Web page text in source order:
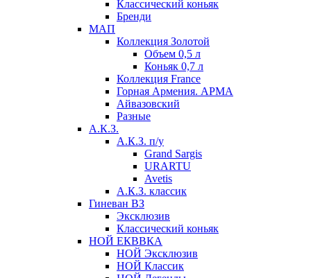
Классический коньяк
Бренди
МАП
Коллекция Золотой
Объем 0,5 л
Коньяк 0,7 л
Коллекция France
Горная Армения. АРМА
Айвазовский
Разные
А.К.З.
А.К.З. п/у
Grand Sargis
URARTU
Avetis
А.К.З. классик
Гиневан ВЗ
Эксклюзив
Классический коньяк
НОЙ ЕКВВКА
НОЙ Эксклюзив
НОЙ Классик